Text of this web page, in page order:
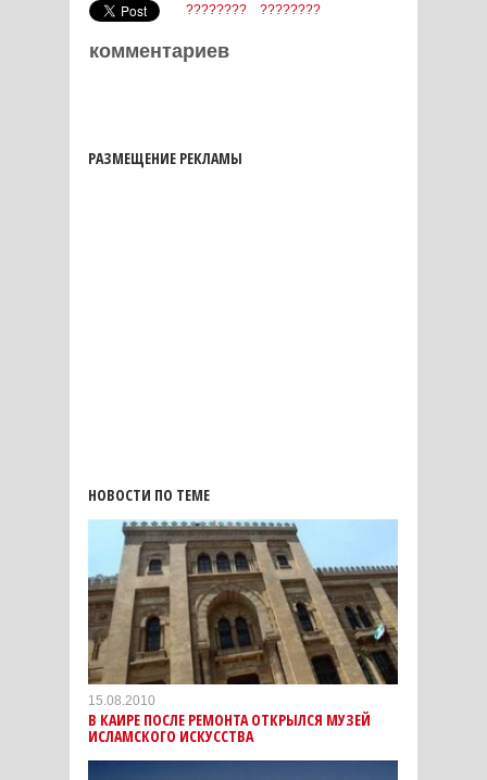
???????? ????????
комментариев
РАЗМЕЩЕНИЕ РЕКЛАМЫ
НОВОСТИ ПО ТЕМЕ
15.08.2010
В КАИРЕ ПОСЛЕ РЕМОНТА ОТКРЫЛСЯ МУЗЕЙ
ИСЛАМСКОГО ИСКУССТВА